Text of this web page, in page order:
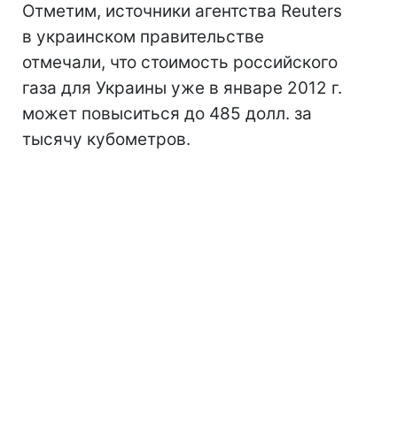
Отметим, источники агентства Reuters
в украинском правительстве
отмечали, что стоимость российского
газа для Украины уже в январе 2012 г.
может повыситься до 485 долл. за
тысячу кубометров.